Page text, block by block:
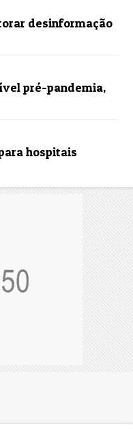
desinformação
pré-pandemia,
hospitais